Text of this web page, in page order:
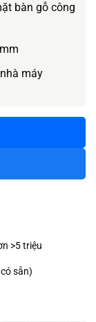
bàn gỗ công
máy
>5 triệu
sẵn)